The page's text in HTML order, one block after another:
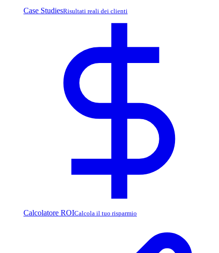
Case StudiesRisultati reali dei clienti
Calcolatore ROICalcola il tuo risparmio